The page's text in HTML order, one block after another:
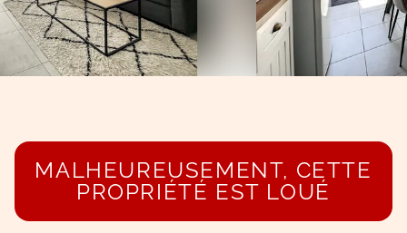
MALHEUREUSEMENT, CETTE
PROPRIÉTÉ EST LOUÉ